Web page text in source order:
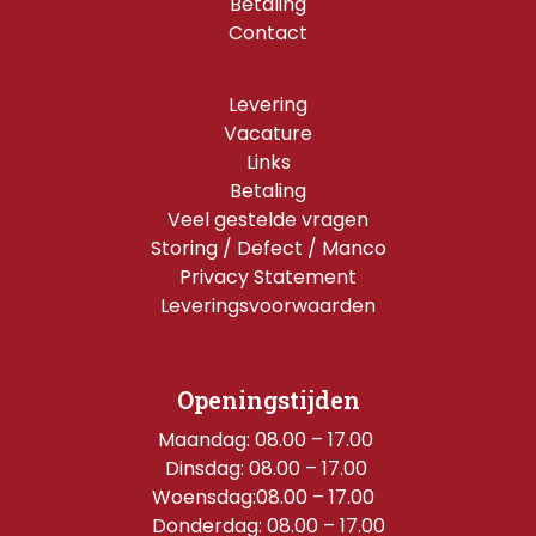
Contact
Levering
Vacature
Links
Betaling
Veel gestelde vragen
Storing / Defect / Manco
Privacy Statement
Leveringsvoorwaarden
Openingstijden
Maandag: 08.00 – 17.00
Dinsdag: 08.00 – 17.00
Woensdag:08.00 – 17.00
Donderdag: 08.00 – 17.00